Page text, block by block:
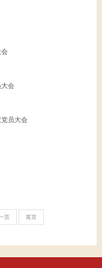
会
大会
员大会
页 尾页